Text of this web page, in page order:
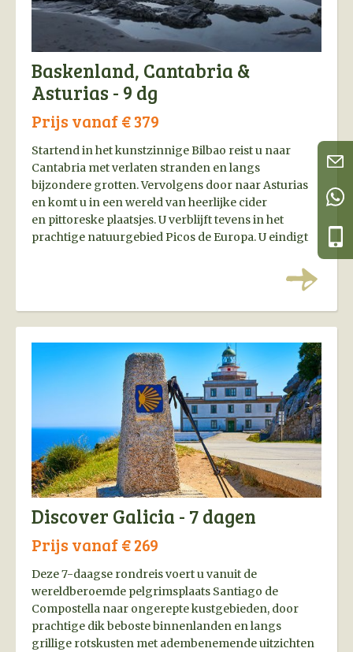
Baskenland, Cantabria &
Asturias - 9 dg
Prijs vanaf € 379
Startend in het kunstzinnige Bilbao reist u naar
Cantabria met verlaten stranden en langs
bijzondere grotten. Vervolgens door naar Asturias
en komt u in een wereld van heerlijke cider
en pittoreske plaatsjes. U verblijft tevens in het
prachtige natuurgebied Picos de Europa. U eindigt
Discover Galicia - 7 dagen
Prijs vanaf € 269
Deze 7-daagse rondreis voert u vanuit de
wereldberoemde pelgrimsplaats Santiago de
Compostella naar ongerepte kustgebieden, door
prachtige dik beboste binnenlanden en langs
grillige rotskusten met adembenemende uitzichten